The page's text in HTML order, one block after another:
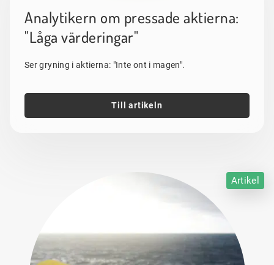
Analytikern om pressade aktierna:
"Låga värderingar"
Ser gryning i aktierna: "Inte ont i magen".
Till artikeln
Artikel